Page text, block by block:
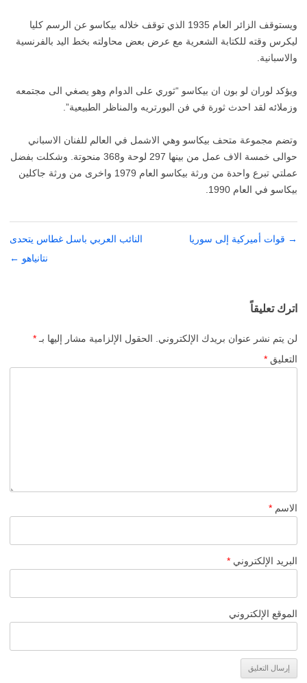
ويستوقف الزائر العام 1935 الذي توقف خلاله بيكاسو عن الرسم كليا
ليكرس وقته للكتابة الشعرية مع عرض بعض محاولته بخط اليد بالفرنسية
والاسبانية.
ويؤكد لوران لو بون ان بيكاسو “ثوري على الدوام وهو يصغي الى مجتمعه
وزملائه لقد احدث ثورة في فن البورتريه والمناظر الطبيعية”.
وتضم مجموعة متحف بيكاسو وهي الاشمل في العالم للفنان الاسباني
حوالى خمسة الاف عمل من بينها 297 لوحة و368 منحوتة. وشكلت بفضل
عملتي تبرع واحدة من ورثة بيكاسو العام 1979 واخرى من ورثة جاكلين
بيكاسو في العام 1990.
تصفّح
→ قوات أميركية إلى سوريا
النائب العربي باسل غطاس يتحدى
نتانياهو ←
اترك تعليقاً
لن يتم نشر عنوان بريدك الإلكتروني. الحقول الإلزامية مشار إليها بـ *
التعليق *
الاسم *
البريد الإلكتروني *
الموقع الإلكتروني